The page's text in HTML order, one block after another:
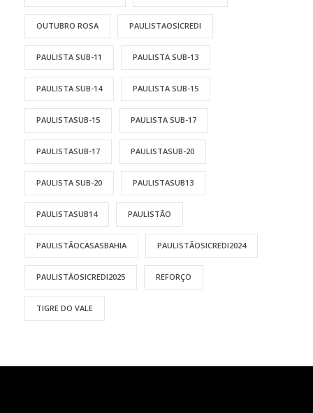
OUTUBRO ROSA PAULISTAOSICREDI
PAULISTA SUB-11 PAULISTA SUB-13
PAULISTA SUB-14 PAULISTA SUB-15
PAULISTASUB-15 PAULISTA SUB-17
PAULISTASUB-17 PAULISTASUB-20
PAULISTA SUB-20 PAULISTASUB13
PAULISTASUB14 PAULISTÃO
PAULISTÃOCASASBAHIA PAULISTÃOSICREDI2024
PAULISTÃOSICREDI2025 REFORÇO
TIGRE DO VALE